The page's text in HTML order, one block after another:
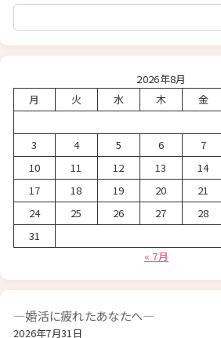
検索
2026年8月
月
火 水 木 金
3
4 5 6 7
10
11 12 13 14
17
18 19 20 21
24
25 26 27 28
31
« 7月
―婚活に疲れたあなたへ―
2026年7月31日